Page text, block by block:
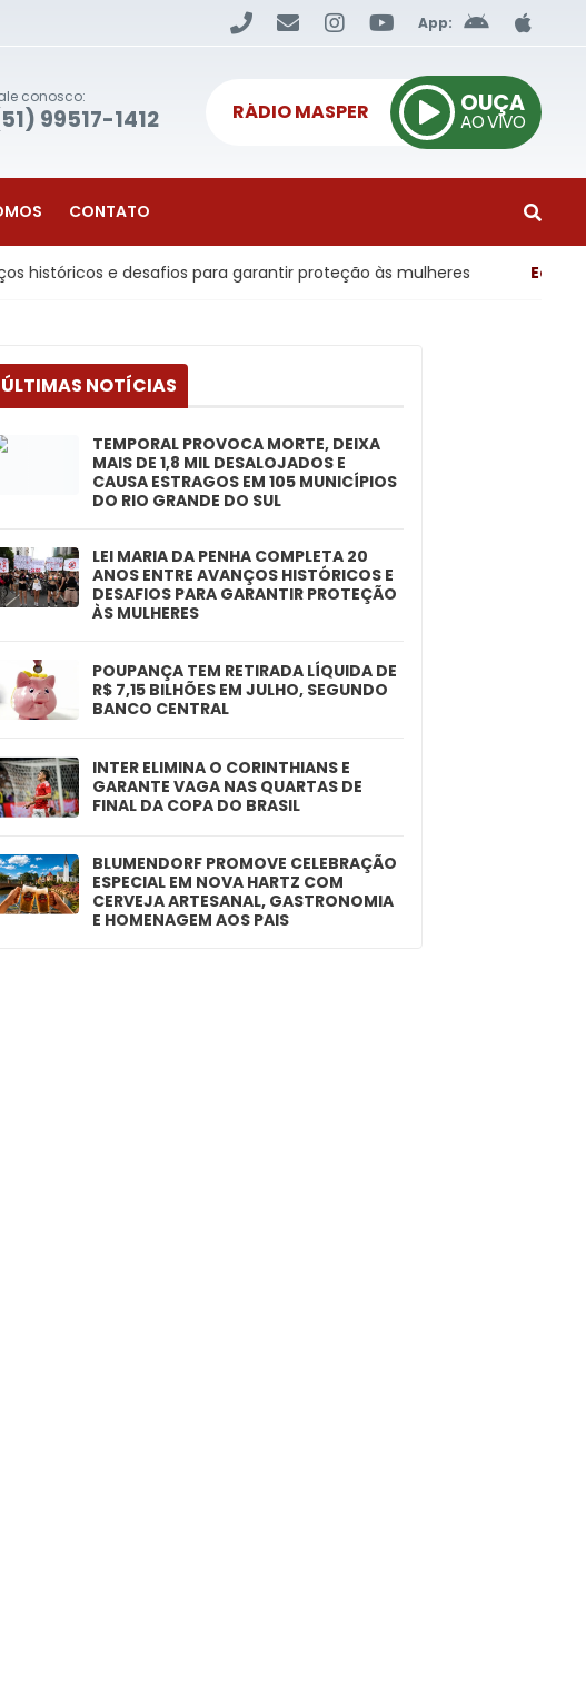
App:
conosco:
99517-1412 RÁDIO MASPER OUÇA
AO VIVO
CONTATO
para garantir proteção às mulheres Economia -
ÚLTIMAS NOTÍCIAS
TEMPORAL PROVOCA MORTE, DEIXA
MAIS DE 1,8 MIL DESALOJADOS E
CAUSA ESTRAGOS EM 105 MUNICÍPIOS
DO RIO GRANDE DO SUL
LEI MARIA DA PENHA COMPLETA 20
ANOS ENTRE AVANÇOS HISTÓRICOS E
DESAFIOS PARA GARANTIR PROTEÇÃO
ÀS MULHERES
POUPANÇA TEM RETIRADA LÍQUIDA DE
R$ 7,15 BILHÕES EM JULHO, SEGUNDO
BANCO CENTRAL
INTER ELIMINA O CORINTHIANS E
GARANTE VAGA NAS QUARTAS DE
FINAL DA COPA DO BRASIL
BLUMENDORF PROMOVE CELEBRAÇÃO
ESPECIAL EM NOVA HARTZ COM
CERVEJA ARTESANAL, GASTRONOMIA
E HOMENAGEM AOS PAIS